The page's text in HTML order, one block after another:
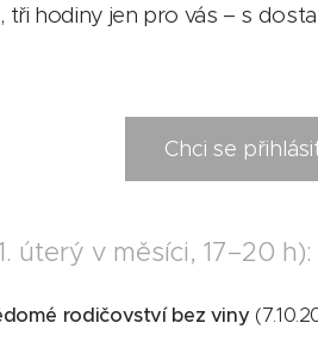
tři hodiny jen pro vás – s
Chci se
úterý v měsíci, 17–20 h):
rodičovství bez viny